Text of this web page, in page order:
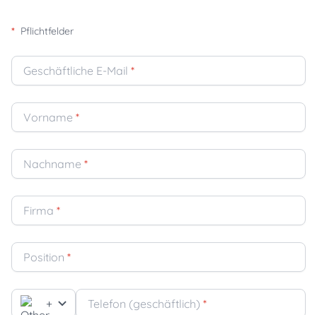
* Pflichtfelder
Geschäftliche E-Mail *
Vorname *
Nachname *
Firma *
Position *
+ Telefon (geschäftlich) *